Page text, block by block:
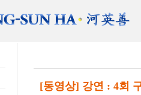
[동영상] 강연 : 4회